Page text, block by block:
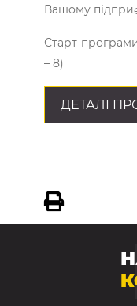
Вашому
Старт
– 8)
ДЕТАЛІ